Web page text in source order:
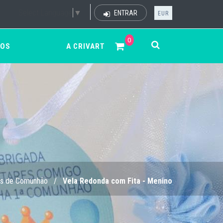
▼ ENTRAR EUR
0
A CRIVART
de Comunhão / Vela Redonda com Fita - Menino